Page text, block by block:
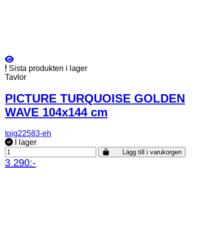
Sista produkten i lager
Tavlor
PICTURE TURQUOISE GOLDEN
WAVE 104x144 cm
toig22583-eh
I lager
Lägg till i varukorgen
3 290:-